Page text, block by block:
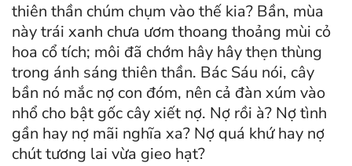
thiên thần chúm chụm vào thế kia? Bần, mùa
này trái xanh chưa ươm thoang thoảng mùi cỏ
hoa cổ tích; môi đã chớm hây hây thẹn thùng
trong ánh sáng thiên thần. Bác Sáu nói, cây
bần nó mắc nợ con đóm, nên cả đàn xúm vào
nhổ cho bật gốc cây xiết nợ. Nợ rồi à? Nợ tình
gần hay nợ mãi nghĩa xa? Nợ quá khứ hay nợ
chút tương lai vừa gieo hạt?